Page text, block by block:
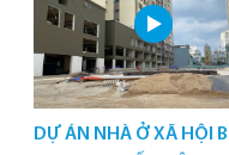
DỰ ÁN NHÀ Ở XÃ HỘI